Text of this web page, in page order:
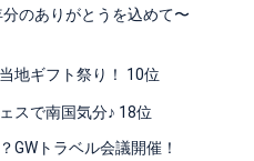
のありがとうを込めて〜
地ギフト祭り！ 10位
スで南国気分♪ 18位
GWトラベル会議開催！